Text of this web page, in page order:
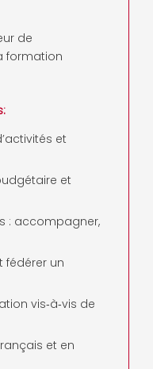
de
formation
et
et
: accompagner,
fédérer un
vis‐à‐vis de
et en